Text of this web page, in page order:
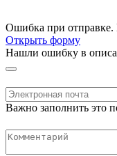
Ошибка при отправке.
Открыть форму
Нашли ошибку в
Важно заполнить это